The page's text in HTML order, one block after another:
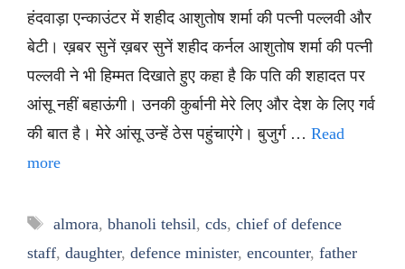
हंदवाड़ा एन्काउंटर में शहीद आशुतोष शर्मा की पत्नी पल्लवी और
बेटी। ख़बर सुनें ख़बर सुनें शहीद कर्नल आशुतोष शर्मा की पत्नी
पल्लवी ने भी हिम्मत दिखाते हुए कहा है कि पति की शहादत पर
आंसू नहीं बहाऊंगी। उनकी कुर्बानी मेरे लिए और देश के लिए गर्व
की बात है। मेरे आंसू उन्हें ठेस पहुंचाएंगे। बुजुर्ग … Read
more
Tags
almora, bhanoli tehsil, cds, chief of defence
staff, daughter, defence minister, encounter, father